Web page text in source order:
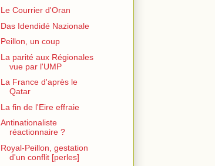
Le Courrier d'Oran
Das Idendidé Nazionale
Peillon, un coup
La parité aux Régionales
vue par l'UMP
La France d'après le
Qatar
La fin de l'Eire effraie
Antinationaliste
réactionnaire ?
Royal-Peillon, gestation
d'un conflit [perles]